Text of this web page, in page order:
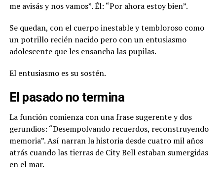
me avisás y nos vamos”. Él: “Por ahora estoy bien”.
Se quedan, con el cuerpo inestable y tembloroso como
un potrillo recién nacido pero con un entusiasmo
adolescente que les ensancha las pupilas.
El entusiasmo es su sostén.
El pasado no termina
La función comienza con una frase sugerente y dos
gerundios: “Desempolvando recuerdos, reconstruyendo
memoria”. Así narran la historia desde cuatro mil años
atrás cuando las tierras de City Bell estaban sumergidas
en el mar.